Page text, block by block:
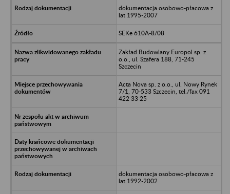
dokumentacja osobowo-płacowa z
lat 1995-2007
SEKe 610A-8/08
Zakład Budowlany Europol sp. z
o.o., ul. Szafera 188, 71-245
Szczecin
Acta Nova sp. z o.o., ul. Nowy Rynek
7/1, 70-533 Szczecin, tel./fax 091
422 33 25
dokumentacja osobowo-płacowa z
lat 1992-2002